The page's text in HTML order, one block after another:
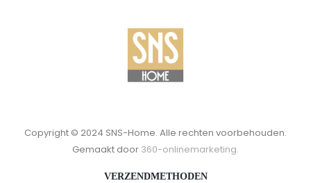
Copyright © 2024 SNS-Home. Alle rechten voorbehouden.
Gemaakt door 360-onlinemarketing.
VERZENDMETHODEN